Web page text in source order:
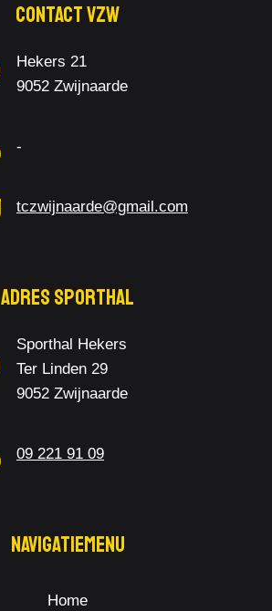
Contact Vzw
Hekers 21
9052 Zwijnaarde
-
tczwijnaarde@gmail.com
Adres Sporthal
Sporthal Hekers
Ter Linden 29
9052 Zwijnaarde
09 221 91 09
Navigatiemenu
Home